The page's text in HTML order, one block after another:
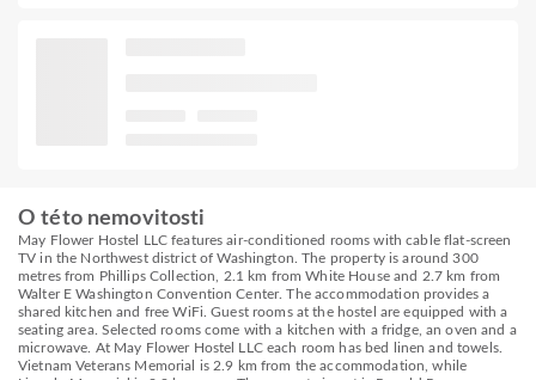
O této nemovitosti
May Flower Hostel LLC features air-conditioned rooms with cable flat-screen
TV in the Northwest district of Washington. The property is around 300
metres from Phillips Collection, 2.1 km from White House and 2.7 km from
Walter E Washington Convention Center. The accommodation provides a
shared kitchen and free WiFi. Guest rooms at the hostel are equipped with a
seating area. Selected rooms come with a kitchen with a fridge, an oven and a
microwave. At May Flower Hostel LLC each room has bed linen and towels.
Vietnam Veterans Memorial is 2.9 km from the accommodation, while